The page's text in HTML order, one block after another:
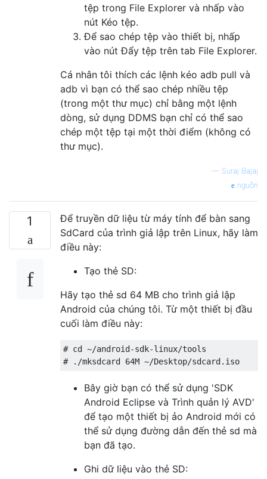
tệp trong File Explorer và nhấp vào
nút Kéo tệp.
Để sao chép tệp vào thiết bị, nhấp
vào nút Đẩy tệp trên tab File Explorer.
Cá nhân tôi thích các lệnh kéo adb pull và
adb vì bạn có thể sao chép nhiều tệp
(trong một thư mục) chỉ bằng một lệnh
dòng, sử dụng DDMS bạn chỉ có thể sao
chép một tệp tại một thời điểm (không có
thư mục).
— Suraj Bajaj
nguồn
1
Để truyền dữ liệu từ máy tính để bàn sang
SdCard của trình giả lập trên Linux, hãy làm
điều này:
Tạo thẻ SD:
Hãy tạo thẻ sd 64 MB cho trình giả lập
Android của chúng tôi. Từ một thiết bị đầu
cuối làm điều này:
# cd ~/android-sdk-linux/tools
Bây giờ bạn có thể sử dụng 'SDK
Android Eclipse và Trình quản lý AVD'
để tạo một thiết bị ảo Android mới có
thể sử dụng đường dẫn đến thẻ sd mà
bạn đã tạo.
Ghi dữ liệu vào thẻ SD: